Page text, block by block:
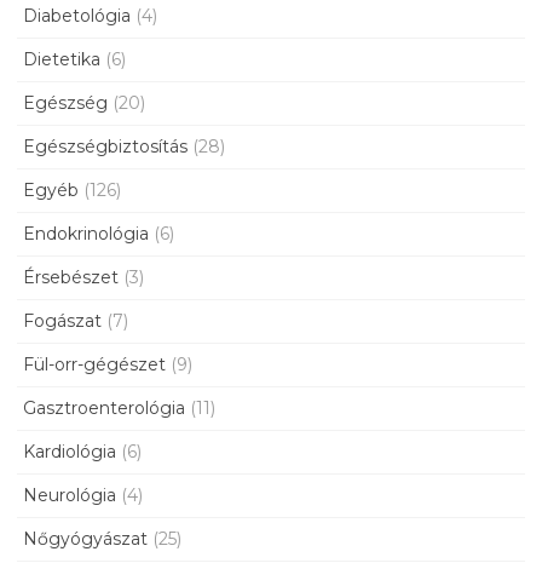
Diabetológia (4)
Dietetika (6)
Egészség (20)
Egészségbiztosítás (28)
Egyéb (126)
Endokrinológia (6)
Érsebészet (3)
Fogászat (7)
Fül-orr-gégészet (9)
Gasztroenterológia (11)
Kardiológia (6)
Neurológia (4)
Nőgyógyászat (25)